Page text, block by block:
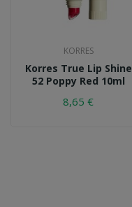
KORRES
Korres True Lip Shine
52 Poppy Red 10ml
8,65 €